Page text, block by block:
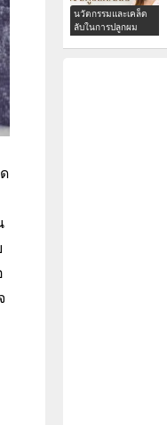
นวัตกรรมและเคล็ด
ลับในการปลูกผม